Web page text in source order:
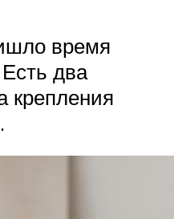
время
два
крепления